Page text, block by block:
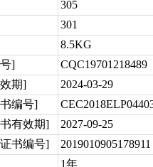
305
301
8.5KG
]
CQC19701218489
期]
2024-03-29
编号]
有效期]
2027-09-25
书编号]
2019010905178911
1年